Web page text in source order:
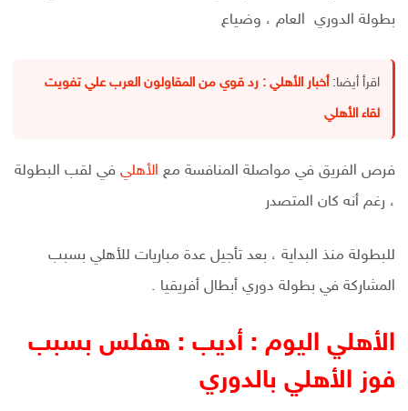
بطولة الدوري العام ، وضياع
اقرأ أيضا: أخبار الأهلي : رد قوي من المقاولون العرب علي تفويت
لقاء الأهلي
فرص الفريق في مواصلة المنافسة مع الأهلي في لقب البطولة
، رغم أنه كان المتصدر
للبطولة منذ البداية ، بعد تأجيل عدة مباريات للأهلي بسبب
المشاركة في بطولة دوري أبطال أفريقيا .
الأهلي اليوم : أديب : هفلس بسبب
فوز الأهلي بالدوري